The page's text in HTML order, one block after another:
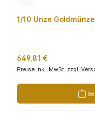
1/10 Unze
Regulärer Preis:
649,81 €
Preise inkl. MwSt. zzgl.